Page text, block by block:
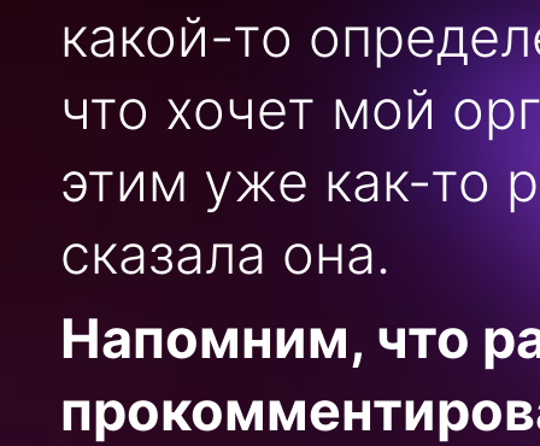
какой-то
что хочет мой
этим уже как-то
сказала она.
Напомним, что